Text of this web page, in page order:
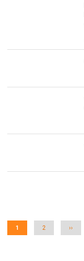
Página
actual
1 Página
2
página
››